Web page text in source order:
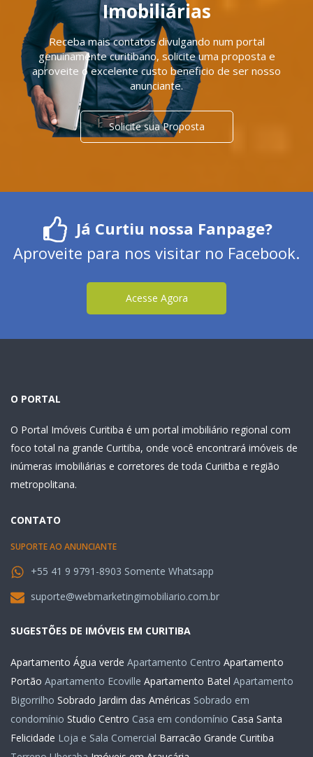
Imobiliárias
Receba mais contatos divulgando num portal
genuinamente curitibano, solicite uma proposta e
aproveite o excelente custo beneficio de ser nosso
anunciante.
Solicite sua Proposta
Já Curtiu nossa Fanpage?
Aproveite para nos visitar no Facebook.
Acesse Agora
O PORTAL
O Portal Imóveis Curitiba é um portal imobiliário regional com
foco total na grande Curitiba, onde você encontrará imóveis de
inúmeras imobiliárias e corretores de toda Curiitba e região
metropolitana.
CONTATO
SUPORTE AO ANUNCIANTE
+55 41 9 9791-8903 Somente Whatsapp
suporte@webmarketingimobiliario.com.br
SUGESTÕES DE IMÓVEIS EM CURITIBA
Apartamento Água verde Apartamento Centro Apartamento
Portão Apartamento Ecoville Apartamento Batel Apartamento
Bigorrilho Sobrado Jardim das Américas Sobrado em
condomínio Studio Centro Casa em condomínio Casa Santa
Felicidade Loja e Sala Comercial Barracão Grande Curitiba